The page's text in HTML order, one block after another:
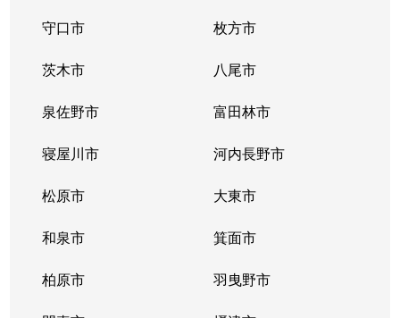
守口市 枚方市
茨木市 八尾市
泉佐野市 富田林市
寝屋川市 河内長野市
松原市 大東市
和泉市 箕面市
柏原市 羽曳野市